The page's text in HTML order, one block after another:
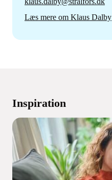
Læs mere om Klaus Dalby
Inspiration